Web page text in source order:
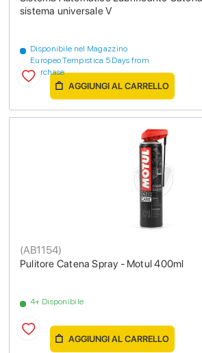
sistema universale V
Disponibile nel Magazzino
Europeo Tempistica 5 Days from
purchase
AGGIUNGI AL CARRELLO
Pulitore Catena Spray - Motul 400ml
(AB1154)
4+ Disponibile
AGGIUNGI AL CARRELLO